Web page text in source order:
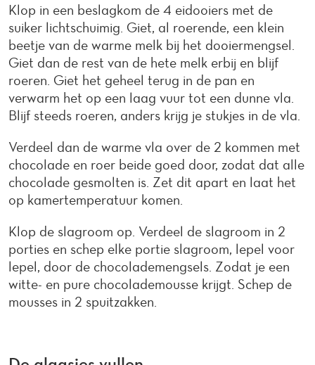
Klop in een beslagkom de 4 eidooiers met de
suiker lichtschuimig. Giet, al roerende, een klein
beetje van de warme melk bij het dooiermengsel.
Giet dan de rest van de hete melk erbij en blijf
roeren. Giet het geheel terug in de pan en
verwarm het op een laag vuur tot een dunne vla.
Blijf steeds roeren, anders krijg je stukjes in de vla.
Verdeel dan de warme vla over de 2 kommen met
chocolade en roer beide goed door, zodat dat alle
chocolade gesmolten is. Zet dit apart en laat het
op kamertemperatuur komen.
Klop de slagroom op. Verdeel de slagroom in 2
porties en schep elke portie slagroom, lepel voor
lepel, door de chocolademengsels. Zodat je een
witte- en pure chocolademousse krijgt. Schep de
mousses in 2 spuitzakken.